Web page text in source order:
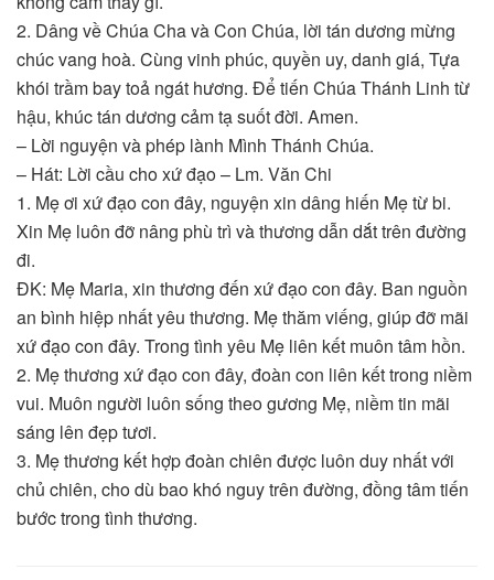
2. Dâng về Chúa Cha và Con Chúa, lời tán dương mừng
chúc vang hoà. Cùng vinh phúc, quyền uy, danh giá, Tựa
khói trầm bay toả ngát hương. Để tiến Chúa Thánh Linh từ
hậu, khúc tán dương cảm tạ suốt đời. Amen.
– Lời nguyện và phép lành Mình Thánh Chúa.
– Hát: Lời cầu cho xứ đạo – Lm. Văn Chi
1. Mẹ ơi xứ đạo con đây, nguyện xin dâng hiến Mẹ từ bi.
Xin Mẹ luôn đỡ nâng phù trì và thương dẫn dắt trên đường
đi.
ĐK: Mẹ Maria, xin thương đến xứ đạo con đây. Ban nguồn
an bình hiệp nhất yêu thương. Mẹ thăm viếng, giúp đỡ mãi
xứ đạo con đây. Trong tình yêu Mẹ liên kết muôn tâm hồn.
2. Mẹ thương xứ đạo con đây, đoàn con liên kết trong niềm
vui. Muôn người luôn sống theo gương Mẹ, niềm tin mãi
sáng lên đẹp tươi.
3. Mẹ thương kết hợp đoàn chiên được luôn duy nhất với
chủ chiên, cho dù bao khó nguy trên đường, đồng tâm tiến
bước trong tình thương.